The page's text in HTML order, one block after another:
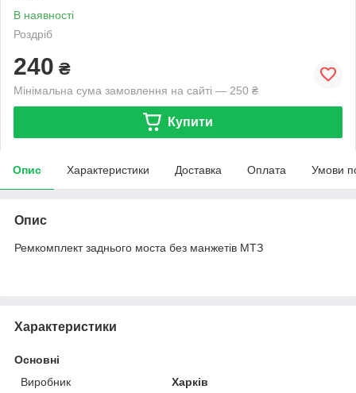
В наявності
Роздріб
240 ₴
Мінімальна сума замовлення на сайті — 250 ₴
Купити
Опис Характеристики Доставка Оплата Умови
Опис
Ремкомплект заднього моста без манжетів МТЗ
Характеристики
Основні
Виробник
Харків